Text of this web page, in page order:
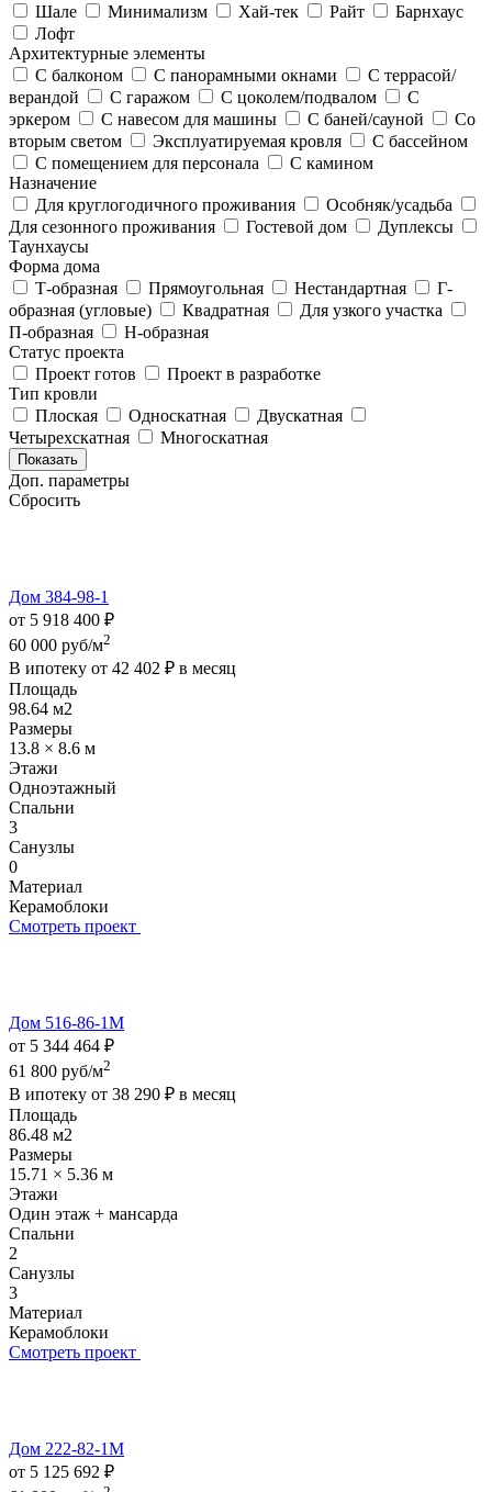
Шале
Минимализм Хай-тек Райт
Барнхаус
Лофт
Архитектурные элементы
С балконом
С панорамными окнами
С террасой/
верандой
С гаражом С цоколем/подвалом
С
эркером
С навесом для машины С баней/сауной
Со
вторым светом
Эксплуатируемая кровля
С бассейном
С помещением для персонала
С камином
Назначение
Для круглогодичного проживания
Особняк/усадьба
Для сезонного проживания
Гостевой дом
Дуплексы
Таунхаусы
Форма дома
Т-образная
Прямоугольная Нестандартная
Г-
образная (угловые)
Квадратная
Для узкого участка
П-образная
Н-образная
Статус проекта
Проект готов
Проект в разработке
Тип кровли
Плоская
Односкатная
Двускатная
Четырехскатная
Многоскатная
Показать
Доп. параметры
Сбросить
Дом 384-98-1
от 5 918 400 ₽
60 000 руб/м2
В ипотеку от 42 402 ₽ в месяц
Площадь
98.64 м2
Размеры
13.8 × 8.6 м
Этажи
Одноэтажный
Спальни
3
Санузлы
0
Материал
Керамоблоки
Смотреть проект
Дом 516-86-1М
от 5 344 464 ₽
61 800 руб/м2
В ипотеку от 38 290 ₽ в месяц
Площадь
86.48 м2
Размеры
15.71 × 5.36 м
Этажи
Один этаж + мансарда
Спальни
2
Санузлы
3
Материал
Керамоблоки
Смотреть проект
Дом 222-82-1М
от 5 125 692 ₽